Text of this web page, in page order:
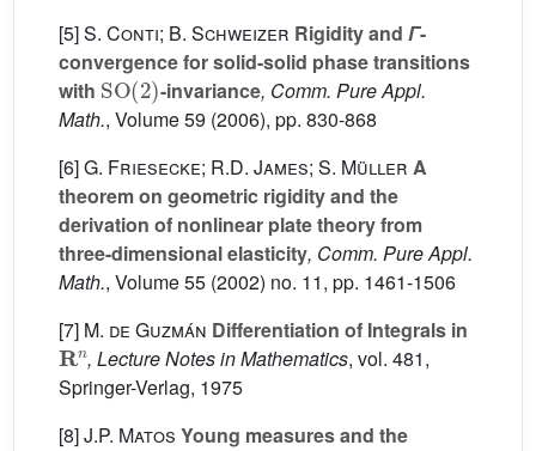
[5]S. Conti; B. Schweizer Rigidity and Γ-
convergence for solid-solid phase transitions
with
SO(2)
-invariance, Comm. Pure Appl.
Math., Volume 59 (2006), pp. 830-868
[6]G. Friesecke; R.D. James; S. Müller A
theorem on geometric rigidity and the
derivation of nonlinear plate theory from
three-dimensional elasticity, Comm. Pure Appl.
Math., Volume 55 (2002) no. 11, pp. 1461-1506
[7] M. de Guzmán Differentiation of Integrals in
Rn
, Lecture Notes in Mathematics, vol. 481,
Springer-Verlag, 1975
[8]J.P. Matos Young measures and the